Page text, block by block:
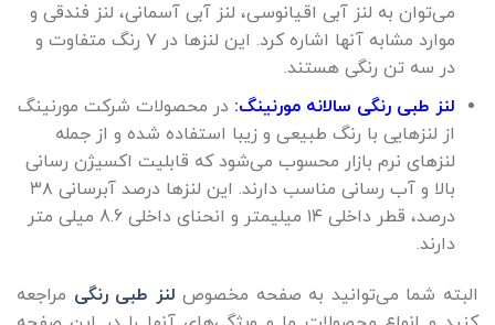
می‌توان به لنز آبی اقیانوسی، لنز آبی آسمانی، لنز فندقی و
موارد مشابه آنها اشاره کرد. این لنزها در ۷ رنگ متفاوت و
در سه تن رنگی هستند.
لنز طبی رنگی سالانه مورنینگ: در محصولات شرکت مورنینگ
از لنزهایی با رنگ طبیعی و زیبا استفاده شده و از جمله
لنزهای نرم بازار محسوب می‌شود که قابلیت اکسیژن رسانی
بالا و آب رسانی مناسب دارند. این لنزها درصد آبرسانی ۳۸
درصد، قطر داخلی ۱۴ میلیمتر و انحنای داخلی 8.6 میلی متر
دارند.
البته شما می‌توانید به صفحه مخصوص لنز طبی رنگی مراجعه